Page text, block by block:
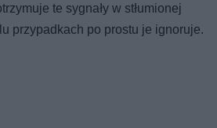
te sygnały w stłumionej
przypadkach po prostu je ignoruje.